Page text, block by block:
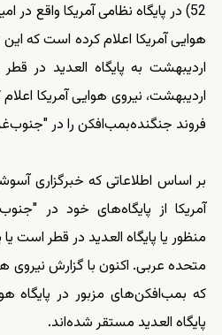
52) در پایگاه نظامی آمریکا واقع در امیرنشین قطر داده است.
اردیبهشت به پایگاه العدید در قطر
اردیبهشت، نیروی هوایی آمریکا
فروند جنگنده‌بمب‌افکن‌ را در
بر اساس اطلاعاتی که خبرگزاری
آمریکا از پایگاه‌های خود در
منظور یا پایگاه العدید در قطر است یا
متحده عربی. اکنون با گزارش
که بمب‌افکن‌های مزبور در پایگاه
پایگاه العدید مستقر شده‌اند.